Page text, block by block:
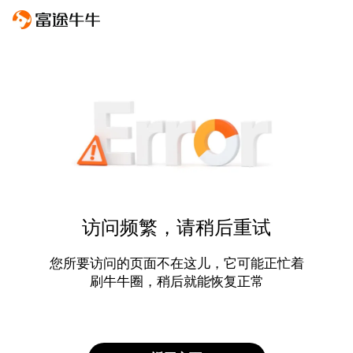
访问频繁，请稍后重试
您所要访问的页面不在这儿，它可能正忙着
刷牛牛圈，稍后就能恢复正常